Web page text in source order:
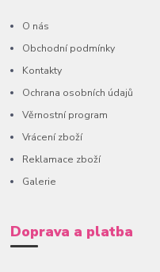
O nás
Obchodní podmínky
Kontakty
Ochrana osobních údajů
Věrnostní program
Vrácení zboží
Reklamace zboží
Galerie
Doprava a platba